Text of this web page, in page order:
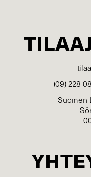
(09) 228
Suomen